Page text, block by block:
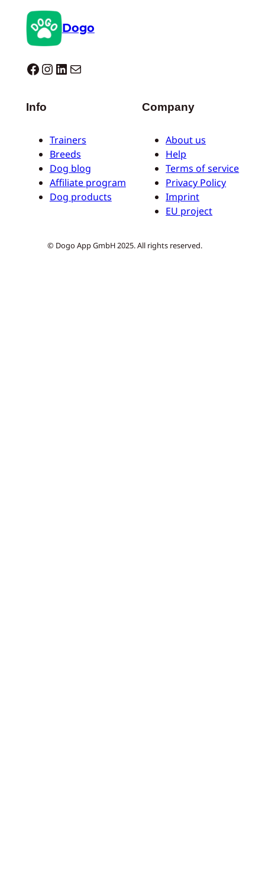
Dogo
Dogo facebook InstagramLinkedIn Mail
Info
Trainers
Breeds
Dog blog
Affiliate program
Dog products
Company
About us
Help
Terms of service
Privacy Policy
Imprint
EU project
© Dogo App GmbH 2025. All rights reserved.